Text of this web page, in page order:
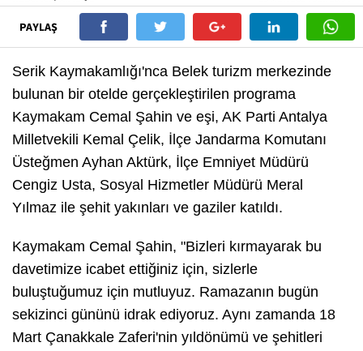
PAYLAŞ
Serik Kaymakamlığı'nca Belek turizm merkezinde
bulunan bir otelde gerçekleştirilen programa
Kaymakam Cemal Şahin ve eşi, AK Parti Antalya
Milletvekili Kemal Çelik, İlçe Jandarma Komutanı
Üsteğmen Ayhan Aktürk, İlçe Emniyet Müdürü
Cengiz Usta, Sosyal Hizmetler Müdürü Meral
Yılmaz ile şehit yakınları ve gaziler katıldı.
Kaymakam Cemal Şahin, "Bizleri kırmayarak bu
davetimize icabet ettiğiniz için, sizlerle
buluştuğumuz için mutluyuz. Ramazanın bugün
sekizinci gününü idrak ediyoruz. Aynı zamanda 18
Mart Çanakkale Zaferi'nin yıldönümü ve şehitleri